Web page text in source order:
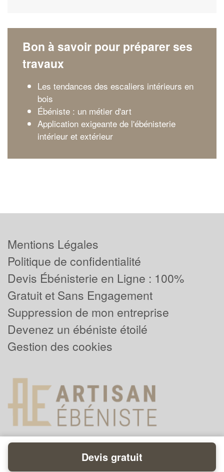
Bon à savoir pour préparer ses
travaux
Les tendances des escaliers intérieurs en
bois
Ébéniste : un métier d'art
Application exigeante de l'ébénisterie
intérieur et extérieur
Mentions Légales
Politique de confidentialité
Devis Ébénisterie en Ligne : 100%
Gratuit et Sans Engagement
Suppression de mon entreprise
Devenez un ébéniste étoilé
Gestion des cookies
Powered byPlus que pro
Devis gratuit